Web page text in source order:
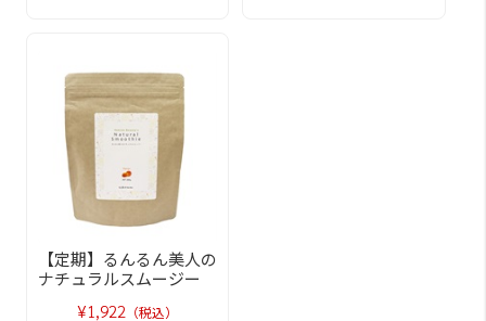
【定期】るんるん美人の
ナチュラルスムージー
¥1,922 （税込）